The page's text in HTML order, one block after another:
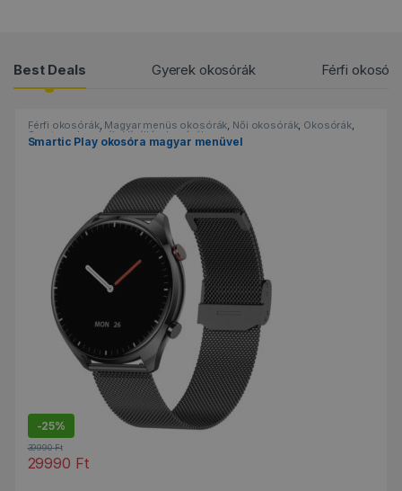
Products Grid
Best Deals Gyerek okosórák Férfi
Férfi okosórák, Magyar menüs okosórák, Női okosórák, Okosórák,
Sportos okosórák Vízálló okosórák
Smartic Play okosóra magyar menüvel
-25%
29990 Ft
39990Ft
Ennek a terméknek több variációja van. A változatok a